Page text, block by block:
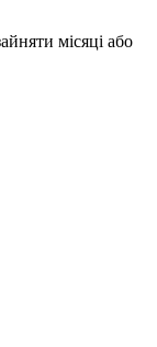
місяці або